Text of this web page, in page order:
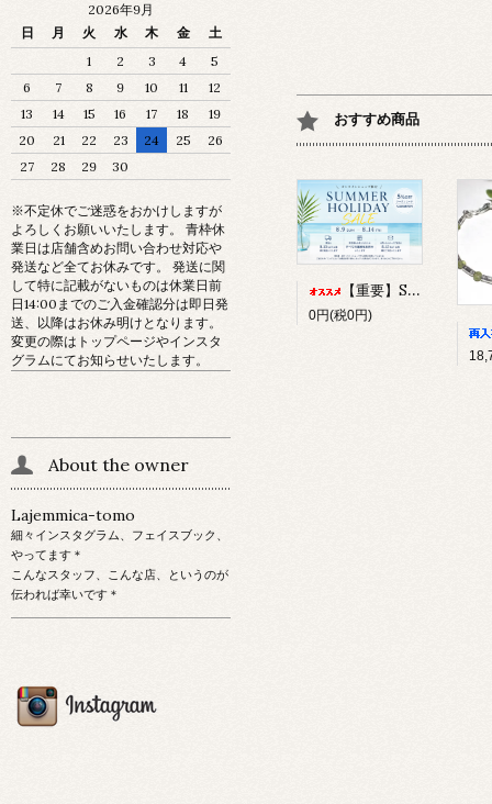
おすすめ商品
【重要】SUMMER HOLIDAY SALEについて
0円(税0円)
2026年9月
日
月 火 水 木 金
土
1
2 3 4
5
6
7 8 9 10 11
12
13
14 15 16 17 18
19
20
21 22 23 24 25
26
27
28 29 30
※不定休でご迷惑をおかけしますが
よろしくお願いいたします。 青枠休
業日は店舗含めお問い合わせ対応や
発送など全てお休みです。 発送に関
して特に記載がないものは休業日前
日14:00までのご入金確認分は即日発
送、以降はお休み明けとなります。
変更の際はトップページやインスタ
グラムにてお知らせいたします。
About the owner
Lajemmica-tomo
細々インスタグラム、フェイスブック、
やってます＊
こんなスタッフ、こんな店、というのが
伝われば幸いです＊